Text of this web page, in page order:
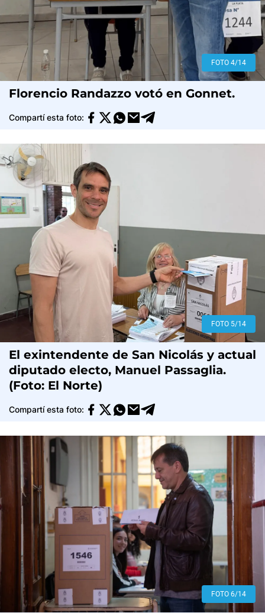
FOTO 4/14
Florencio Randazzo votó en Gonnet.
Compartí esta foto:
FOTO 5/14
El exintendente de San Nicolás y actual
diputado electo, Manuel Passaglia.
(Foto: El Norte)
Compartí esta foto:
FOTO 6/14